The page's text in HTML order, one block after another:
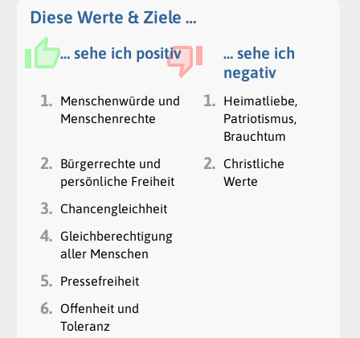
Diese Werte & Ziele …
… sehe ich positiv
… sehe ich
negativ
1.
Menschenwürde und
Menschenrechte
1.
Heimatliebe,
Patriotismus,
Brauchtum
2.
Bürgerrechte und
persönliche Freiheit
2.
Christliche
Werte
3. Chancengleichheit
4.
Gleichberechtigung
aller Menschen
5. Pressefreiheit
6.
Offenheit und
Toleranz